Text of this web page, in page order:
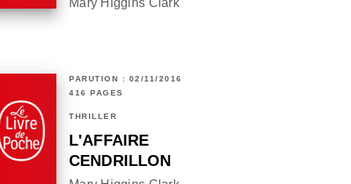
Mary Higgins Clark
PARUTION : 02/11/2016
416 PAGES
THRILLER
L'AFFAIRE
CENDRILLON